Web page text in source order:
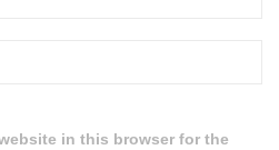
in this browser for the